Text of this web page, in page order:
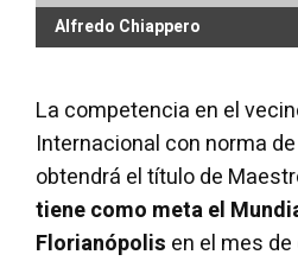
Alfredo Chiappero
La competencia en el
Internacional con norma
obtendrá el título de
tiene como meta el
Florianópolis en el mes